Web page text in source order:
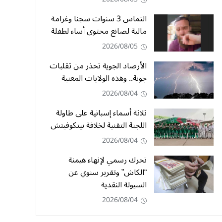
التماس 3 سنوات سجنا وغرامة
مالية لصانع محتوى أساء لطفلة
2026/08/05
الأرصاد الجوية تحذر من تقلبات
جوية.. وهذه الولايات المعنية
2026/08/04
ثلاثة أسماء إسبانية على طاولة
اللجنة التقنية لخلافة بيتكوفيتش
2026/08/04
تحرك رسمي لإنهاء هيمنة
“الكاش” وتقرير سنوي عن
السيولة النقدية
2026/08/04